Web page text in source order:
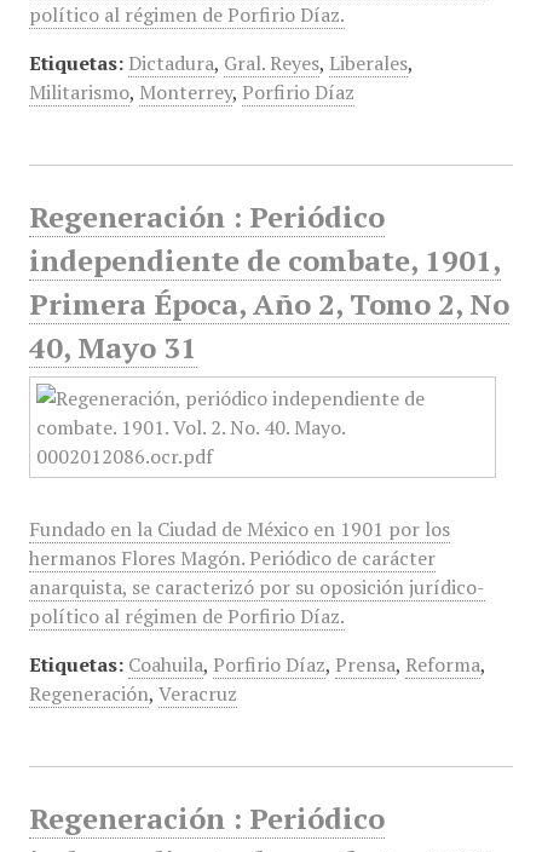
político al régimen de Porfirio Díaz.
Etiquetas: Dictadura, Gral. Reyes, Liberales,
Militarismo, Monterrey, Porfirio Díaz
Regeneración : Periódico
independiente de combate, 1901,
Primera Época, Año 2, Tomo 2, No
40, Mayo 31
Fundado en la Ciudad de México en 1901 por los
hermanos Flores Magón. Periódico de carácter
anarquista, se caracterizó por su oposición jurídico-
político al régimen de Porfirio Díaz.
Etiquetas: Coahuila, Porfirio Díaz, Prensa, Reforma,
Regeneración, Veracruz
Regeneración : Periódico